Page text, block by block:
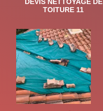
TOITURE 11